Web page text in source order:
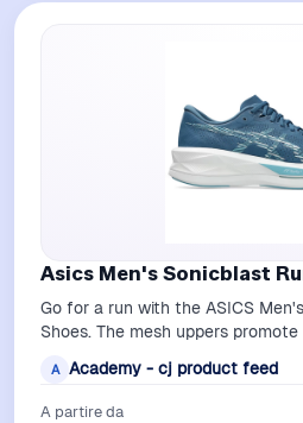
Asics Men's Sonicblast
Go for a run with the ASICS
Shoes. The mesh uppers
A Academy - cj product feed
A partire da